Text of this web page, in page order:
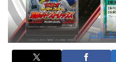
出典:【